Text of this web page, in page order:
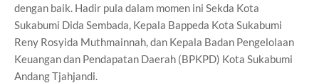
dengan baik. Hadir pula dalam momen ini Sekda Kota
Sukabumi Dida Sembada, Kepala Bappeda Kota Sukabumi
Reny Rosyida Muthmainnah, dan Kepala Badan Pengelolaan
Keuangan dan Pendapatan Daerah (BPKPD) Kota Sukabumi
Andang Tjahjandi.